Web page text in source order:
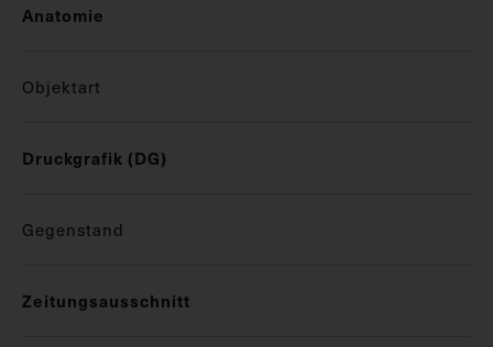
Anatomie
Objektart
Druckgrafik (DG)
Gegenstand
Zeitungsausschnitt